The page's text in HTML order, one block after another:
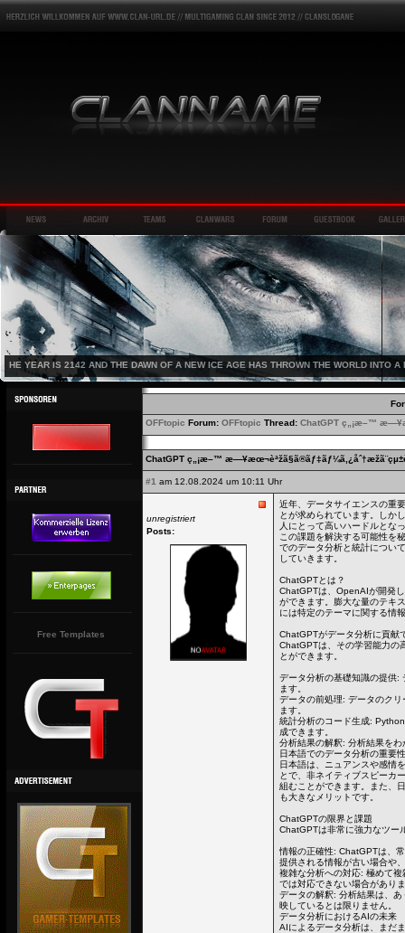
HE YEAR IS 2142 AND THE DAWN OF A NEW ICE AGE HAS THROWN THE WORLD INTO A
Free Templates
OFFtopic Forum: OFFtopic Thread: ChatGPT ç„¡æ–™
ChatGPT ç„¡æ–™
#1 am 12.08.2024 um 10:11 Uhr
unregistriert
Posts:
近年、データサイエンスの重
とが求められています。しか
人にとって高いハードルとな
この課題を解決する可能性を
でのデータ分析と統計につい
していきます。
ChatGPTとは？
ChatGPTは、OpenAIが開発
ができます。膨大な量のテキ
には特定のテーマに関する情
ChatGPTがデータ分析に貢献
ChatGPTは、その学習能力の
とができます。
データ分析の基礎知識の提供:
ます。
データの前処理: データのク
ます。
統計分析のコード生成:
成できます。
分析結果の解釈: 分析結果を
日本語でのデータ分析の重要性
日本語は、ニュアンスや感情
とで、非ネイティブスピーカ
組むことができます。また、
も大きなメリットです。
ChatGPTの限界と課題
ChatGPTは非常に強力なツー
情報の正確性: ChatGPTは、
提供される情報が古い場合や
複雑な分析への対応: 極めて
では対応できない場合があり
データの解釈: 分析結果は、
映しているとは限りません。
データ分析におけるAIの未来
AIによるデータ分析は、まだ